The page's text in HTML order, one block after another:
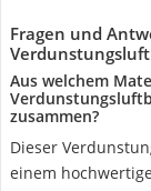
Fragen und
Aus welchem
zusammen?
Dieser
einem